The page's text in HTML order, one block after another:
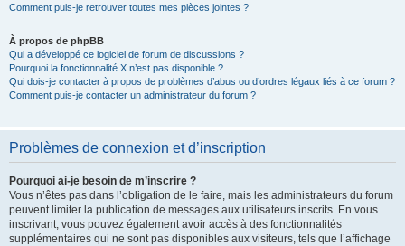
Comment puis-je retrouver toutes mes pièces jointes ?
À propos de phpBB
Qui a développé ce logiciel de forum de discussions ?
Pourquoi la fonctionnalité X n’est pas disponible ?
Qui dois-je contacter à propos de problèmes d’abus ou d’ordres légaux liés à ce forum ?
Comment puis-je contacter un administrateur du forum ?
Problèmes de connexion et d’inscription
Pourquoi ai-je besoin de m’inscrire ?
Vous n’êtes pas dans l’obligation de le faire, mais les administrateurs du forum
peuvent limiter la publication de messages aux utilisateurs inscrits. En vous
inscrivant, vous pouvez également avoir accès à des fonctionnalités
supplémentaires qui ne sont pas disponibles aux visiteurs, tels que l’affichage